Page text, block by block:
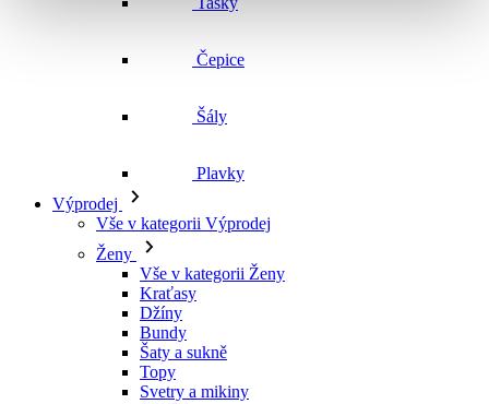
Vše v kategorii Výprodej
Ženy
Vše v kategorii Ženy
Kraťasy
Džíny
Bundy
Šaty a sukně
Topy
Svetry a mikiny
Kabáty
Doplňky